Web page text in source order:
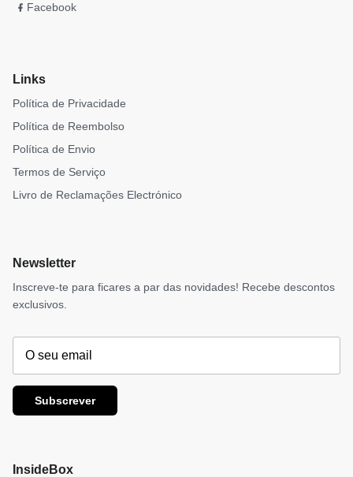
Facebook
Links
Política de Privacidade
Política de Reembolso
Política de Envio
Termos de Serviço
Livro de Reclamações Electrónico
Newsletter
Inscreve-te para ficares a par das novidades! Recebe descontos
exclusivos.
Subscrever
InsideBox